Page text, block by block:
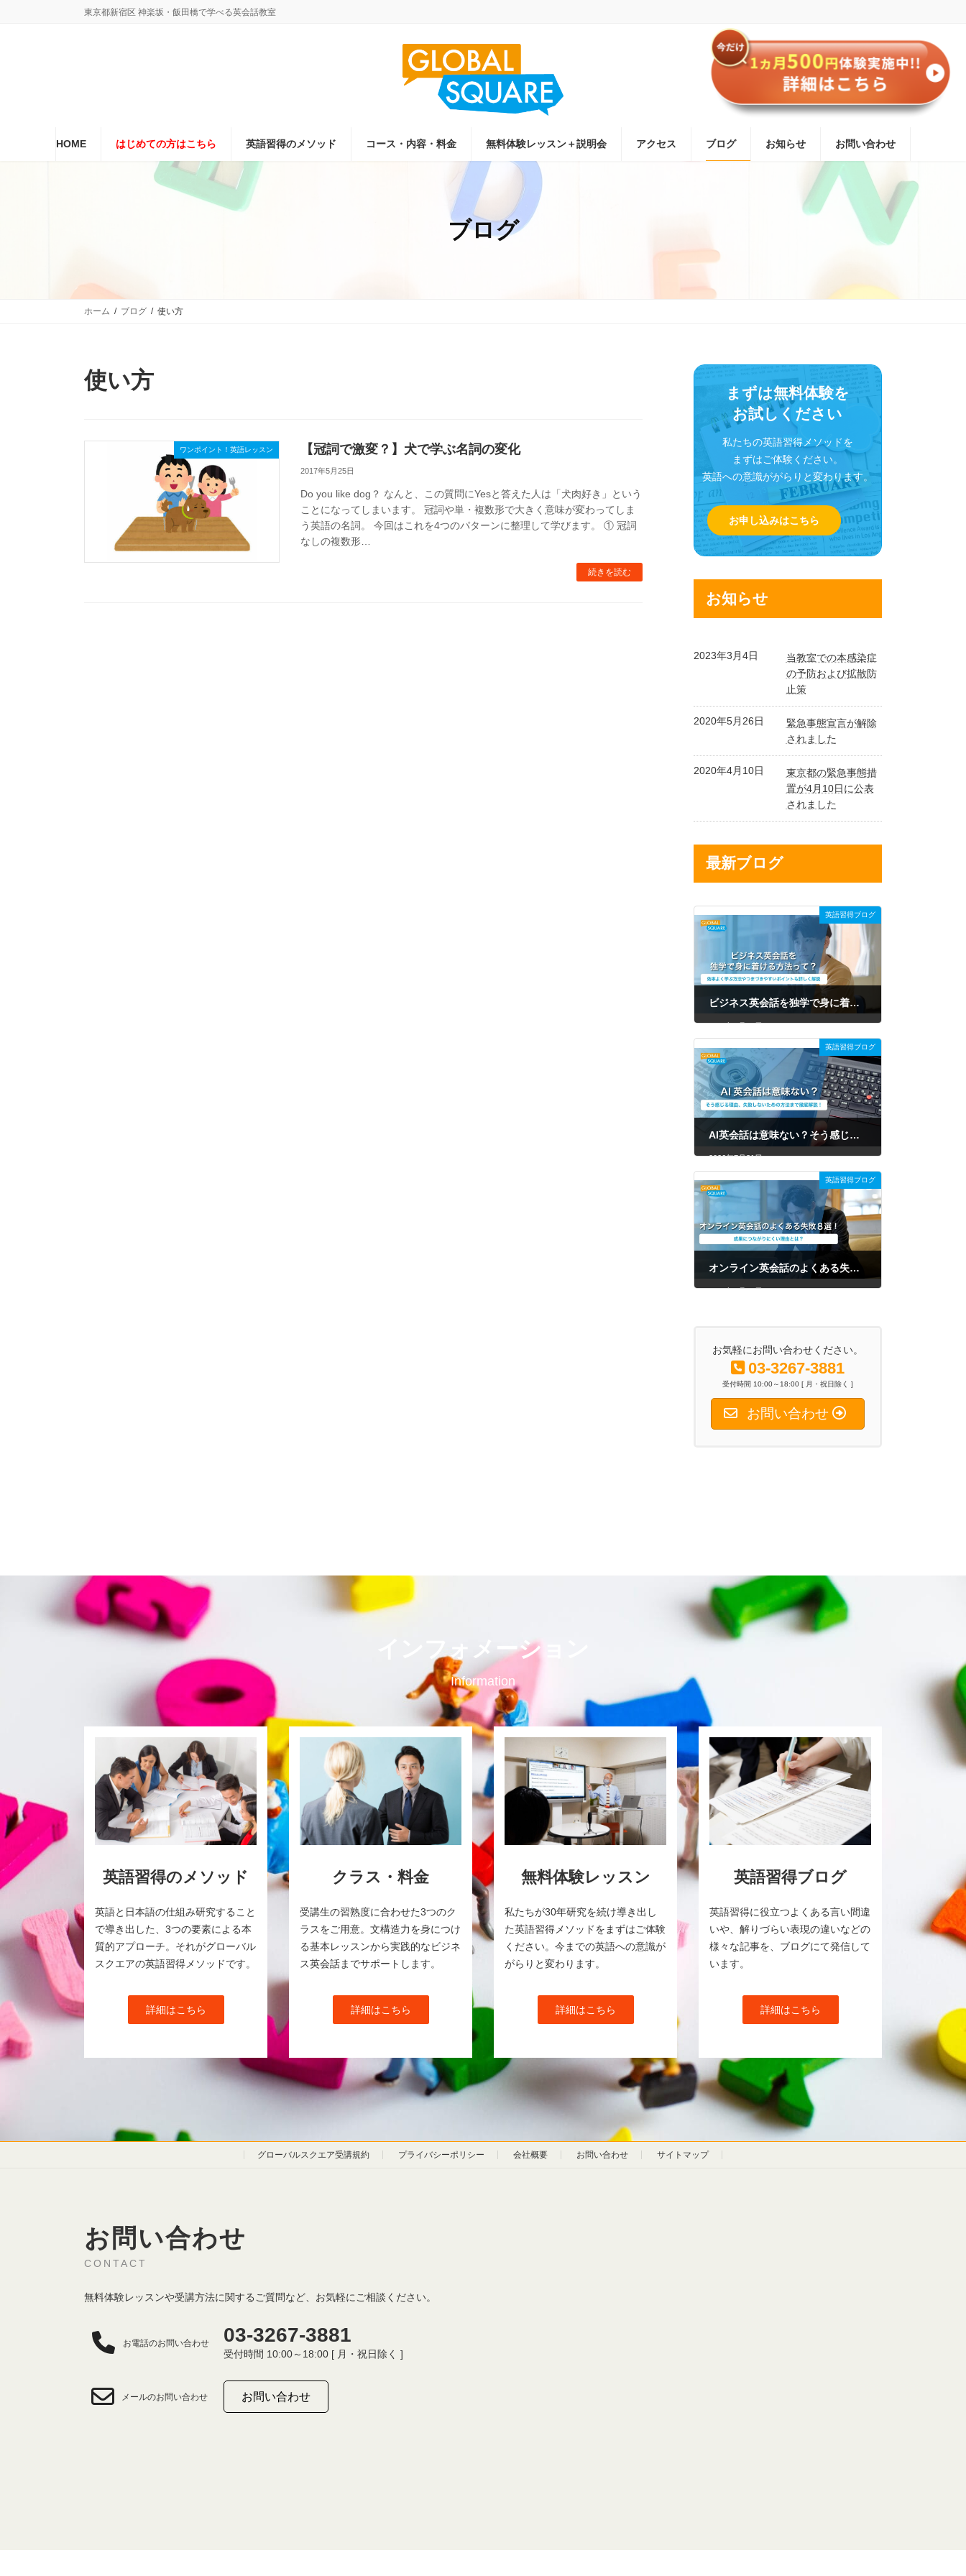
東京都新宿区 神楽坂・飯田橋で学べる英会話教室
HOME はじめての方はこちら 英語習得のメソッド コース・内容・料金 無料体験レッスン＋説明会 アクセス ブログ お知らせ お問い合わせ
ブログ
ホーム ブログ 使い方
使い方
ワンポイント！英語レッスン 【冠詞で激変？】犬で学ぶ名詞の変化
2017年5月25日
Do you like dog？ なんと、この質問にYesと答えた人は「犬肉好き」という
ことになってしまいます。 冠詞や単・複数形で大きく意味が変わってしま
う英語の名詞。 今回はこれを4つのパターンに整理して学びます。 ① 冠詞
なしの複数形…
続きを読む
まずは無料体験を
お試しください
私たちの英語習得メソッドを
まずはご体験ください。
英語への意識ががらりと変わります。
お申し込みはこちら
お知らせ
2023年3月4日
当教室での本感染症
の予防および拡散防
止策
2020年5月26日
緊急事態宣言が解除
されました
2020年4月10日
東京都の緊急事態措
置が4月10日に公表
されました
最新ブログ
英語習得ブログ
ビジネス英会話を独学で身に着ける方法って？効率よく学ぶ方法やつまづきやすいポイントも詳しく解説
2026年7月31日
英語習得ブログ
AI英会話は意味ない？そう感じる理由、失敗しないための方法まで徹底解説！
2026年7月31日
英語習得ブログ
オンライン英会話のよくある失敗8選！原因や後悔しない選び方を徹底解説
2026年6月26日
お気軽にお問い合わせください。
03-3267-3881
受付時間 10:00～18:00 [ 月・祝日除く ]
お問い合わせ
インフォメーション
Information
英語習得のメソッド
英語と日本語の仕組み研究すること
で導き出した、3つの要素による本
質的アプローチ。それがグローバル
スクエアの英語習得メソッドです。
詳細はこちら
クラス・料金
受講生の習熟度に合わせた3つのク
ラスをご用意。文構造力を身につけ
る基本レッスンから実践的なビジネ
ス英会話までサポートします。
詳細はこちら
無料体験レッスン
私たちが30年研究を続け導き出し
た英語習得メソッドをまずはご体験
ください。今までの英語への意識が
がらりと変わります。
詳細はこちら
英語習得ブログ
英語習得に役立つよくある言い間違
いや、解りづらい表現の違いなどの
様々な記事を、ブログにて発信して
います。
詳細はこちら
グローバルスクエア受講規約 プライバシーポリシー 会社概要 お問い合わせ サイトマップ
お問い合わせ
CONTACT
無料体験レッスンや受講方法に関するご質問など、お気軽にご相談ください。
お電話のお問い合わせ 03-3267-3881
受付時間 10:00～18:00 [ 月・祝日除く ]
メールのお問い合わせ お問い合わせ